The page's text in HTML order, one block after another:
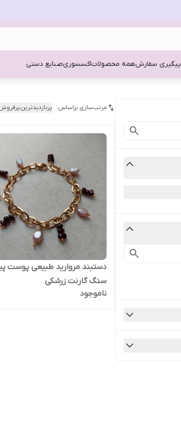
پیگیری سفارشهمه محصولاتاکسسوریصنایع دستی
مرتب‌سازی براساس: پربازدیدترین
دستبند مروارید طبیعی پوست
سنگ گارنت زرشکی
ناموجود